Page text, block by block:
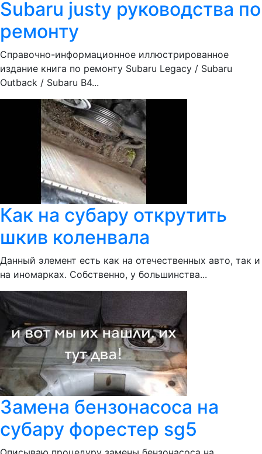
Subaru justy руководства по
ремонту
Справочно-информационное иллюстрированное
издание книга по ремонту Subaru Legacy / Subaru
Outback / Subaru B4...
Как на субару открутить
шкив коленвала
Данный элемент есть как на отечественных авто, так и
на иномарках. Собственно, у большинства...
Замена бензонасоса на
субару форестер sg5